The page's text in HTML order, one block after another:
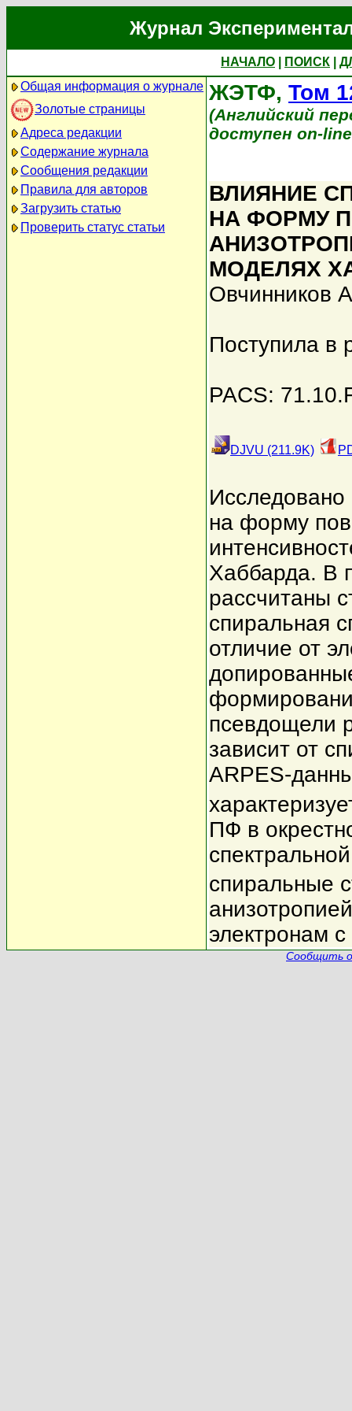
Журнал
НАЧАЛО ПОИСК
Общая информация о журнале
Золотые страницы
Адреса редакции
Содержание журнала
Сообщения редакции
Правила для авторов
Загрузить статью
Проверить статус статьи
ЖЭТФ, Том
(Английский
доступен on-
ВЛИЯНИЕ
НА ФОРМУ
МОДЕЛЯХ
Овчинников
Поступила в
PACS:
DJVU (211.9K)
Исследовано
на форму
Хаббарда. В
рассчитаны
спиральная
отличие от
псевдощели
зависит от
ARPES-
ПФ в
спиральные
электронам
Сообщить о